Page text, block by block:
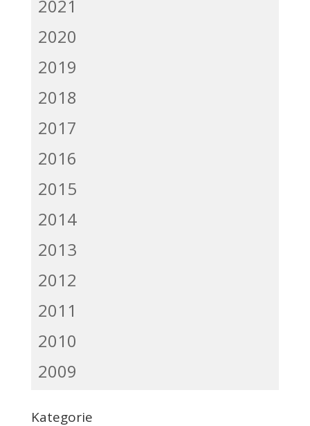
2021
2020
2019
2018
2017
2016
2015
2014
2013
2012
2011
2010
2009
Kategorie